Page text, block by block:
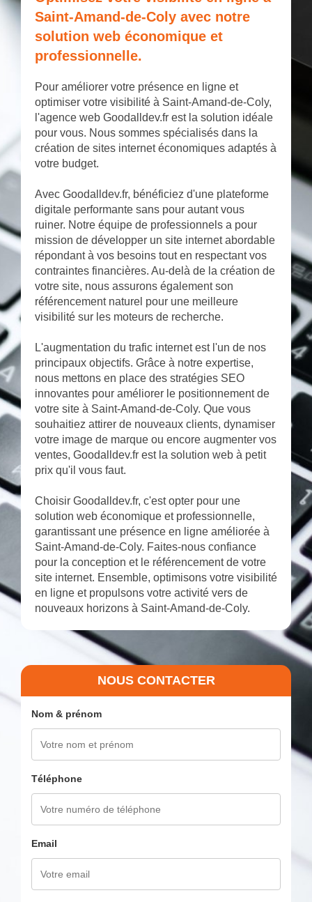
Saint-Amand-de-Coly avec notre
solution web économique et
professionnelle.
Pour améliorer votre présence en ligne et
optimiser votre visibilité à Saint-Amand-de-Coly,
l'agence web Goodalldev.fr est la solution idéale
pour vous. Nous sommes spécialisés dans la
création de sites internet économiques adaptés à
votre budget.
Avec Goodalldev.fr, bénéficiez d'une plateforme
digitale performante sans pour autant vous
ruiner. Notre équipe de professionnels a pour
mission de développer un site internet abordable
répondant à vos besoins tout en respectant vos
contraintes financières. Au-delà de la création de
votre site, nous assurons également son
référencement naturel pour une meilleure
visibilité sur les moteurs de recherche.
L'augmentation du trafic internet est l'un de nos
principaux objectifs. Grâce à notre expertise,
nous mettons en place des stratégies SEO
innovantes pour améliorer le positionnement de
votre site à Saint-Amand-de-Coly. Que vous
souhaitiez attirer de nouveaux clients, dynamiser
votre image de marque ou encore augmenter vos
ventes, Goodalldev.fr est la solution web à petit
prix qu'il vous faut.
Choisir Goodalldev.fr, c'est opter pour une
solution web économique et professionnelle,
garantissant une présence en ligne améliorée à
Saint-Amand-de-Coly. Faites-nous confiance
pour la conception et le référencement de votre
site internet. Ensemble, optimisons votre visibilité
en ligne et propulsons votre activité vers de
nouveaux horizons à Saint-Amand-de-Coly.
NOUS CONTACTER
Nom & prénom
Téléphone
Email